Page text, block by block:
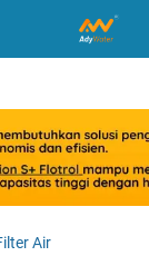
Air